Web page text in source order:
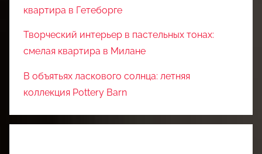
квартира в Гетеборге
Творческий интерьер в пастельных тонах:
смелая квартира в Милане
В объятьях ласкового солнца: летняя
коллекция Pottery Barn